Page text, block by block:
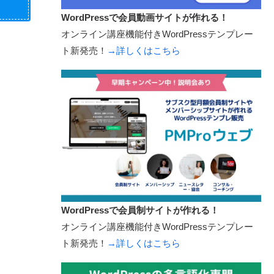
WordPressで会員動画サイトが作れる！
オンライン講座機能付きWordPressテンプレー
ト新発売！ →詳しくはこちら
WordPressで会員制サイトが作れる！
オンライン講座機能付きWordPressテンプレー
ト新発売！ →詳しくはこちら